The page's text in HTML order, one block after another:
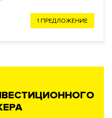
1 ПРЕДЛОЖЕНИЕ